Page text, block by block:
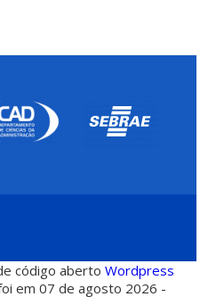
código abertoWordpress
em 07 de agosto 2026 -